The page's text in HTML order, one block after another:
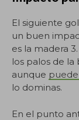
El siguiente
un buen
es la madera
los palos de
aunque
lo dominas.
En el punto